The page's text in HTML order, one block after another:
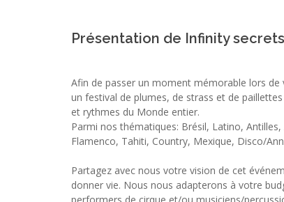
Présentation de Infinity secrets
Afin de passer un moment mémorable lors
un festival de plumes, de strass et de
et rythmes du Monde entier.
Parmi nos thématiques: Brésil, Latino,
Flamenco, Tahiti, Country, Mexique, Disco/
Partagez avec nous votre vision de cet
donner vie. Nous nous adapterons à votre